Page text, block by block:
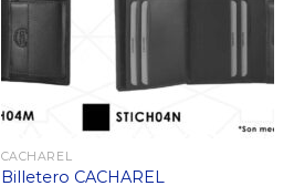
CACHAREL
Billetero CACHAREL